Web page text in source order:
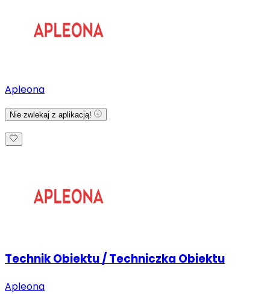
Apleona
Nie zwlekaj z aplikacją!
Technik Obiektu / Techniczka Obiektu
Apleona